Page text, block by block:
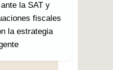
la SAT y
fiscales
la estrategia